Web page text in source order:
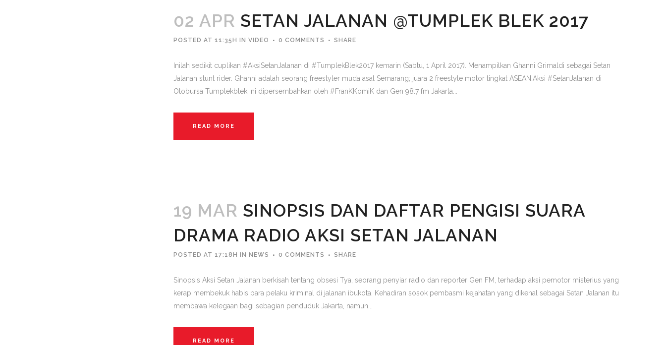
02 APR SETAN JALANAN @TUMPLEK BLEK 2017
POSTED AT 11:35H IN VIDEO 0 COMMENTS SHARE
Inilah sedikit cuplikan #AksiSetanJalanan di #TumplekBlek2017 kemarin (Sabtu, 1 April 2017). Menampilkan Ghanni Grimaldi sebagai Setan
Jalanan stunt rider. Ghanni adalah seorang freestyler muda asal Semarang; juara 2 freestyle motor tingkat ASEAN.Aksi #SetanJalanan di
Otobursa Tumplekblek ini dipersembahkan oleh #FranKKomiK dan Gen 98.7 fm Jakarta...
READ MORE
19 MAR SINOPSIS DAN DAFTAR PENGISI SUARA
DRAMA RADIO AKSI SETAN JALANAN
POSTED AT 17:18H IN NEWS 0 COMMENTS SHARE
Sinopsis Aksi Setan Jalanan berkisah tentang obsesi Tya, seorang penyiar radio dan reporter Gen FM, terhadap aksi pemotor misterius yang
kerap membekuk habis para pelaku kriminal di jalanan ibukota. Kehadiran sosok pembasmi kejahatan yang dikenal sebagai Setan Jalanan itu
membawa kelegaan bagi sebagian penduduk Jakarta, namun...
READ MORE